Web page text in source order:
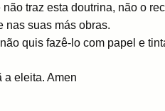
traz esta doutrina, não o
nas suas más obras.
quis fazê-lo com papel e
a eleita. Amen